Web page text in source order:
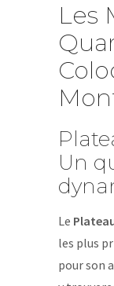
Les
Un
Le
les plus
pour son